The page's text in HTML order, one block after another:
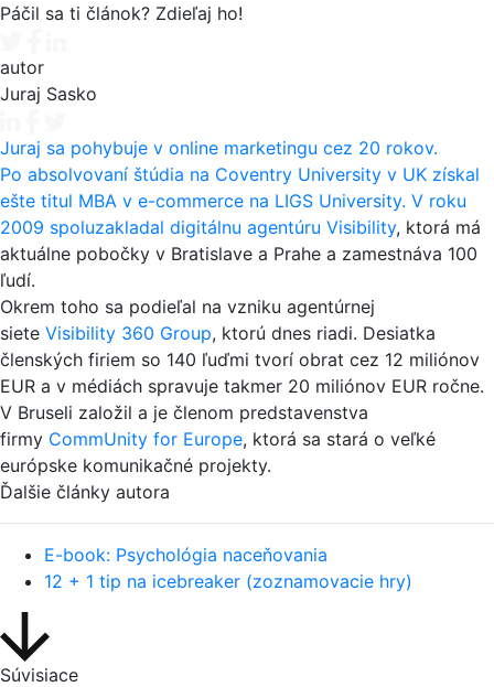
Páčil sa ti článok? Zdieľaj ho!
autor
Juraj Sasko
Juraj sa pohybuje v online marketingu cez 20 rokov.
Po absolvovaní štúdia na Coventry University v UK získal
ešte titul MBA v e-commerce na LIGS University. V roku
2009 spoluzakladal digitálnu agentúru Visibility, ktorá má
aktuálne pobočky v Bratislave a Prahe a zamestnáva 100
ľudí.
Okrem toho sa podieľal na vzniku agentúrnej
siete Visibility 360 Group, ktorú dnes riadi. Desiatka
členských firiem so 140 ľuďmi tvorí obrat cez 12 miliónov
EUR a v médiách spravuje takmer 20 miliónov EUR ročne.
V Bruseli založil a je členom predstavenstva
firmy CommUnity for Europe, ktorá sa stará o veľké
európske komunikačné projekty.
Ďalšie články autora
E-book: Psychológia naceňovania
12 + 1 tip na icebreaker (zoznamovacie hry)
Súvisiace